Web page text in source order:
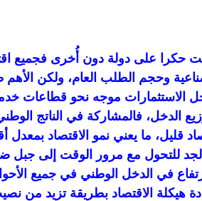
حكرا على دولة دون أُخرى فجميع
وحجم الطلب العام، ولكن
الاستثمارات موجه نحو قطاعات
الدخل، فالمشاركة في الناتج
قليل، ما يعني نمو الاقتصاد بمعدل
للتحول مع مرور الوقت إلى جبل
في الدخل الوطني في جميع
هيكلة الاقتصاد بطريقة تزيد من